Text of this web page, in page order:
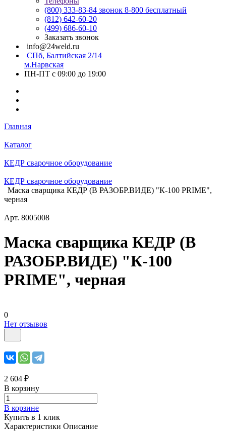
(800) 333-83-84 звонок 8-800 бесплатный
(812) 642-60-20
(499) 686-60-10
Заказать звонок
info@24weld.ru
СПб, Балтийская 2/14
м.Нарвская
ПН-ПТ с 09:00 до 19:00
Главная
Каталог
КЕДР сварочное оборудование
КЕДР сварочное оборудование
Маска сварщика КЕДР (В РАЗОБР.ВИДЕ) "К-100 PRIME",
черная
Арт. 8005008
Маска сварщика КЕДР (В
РАЗОБР.ВИДЕ) "К-100
PRIME", черная
0
Нет отзывов
2 604 ₽
В корзину
В корзине
Купить в 1 клик
Характеристики Описание